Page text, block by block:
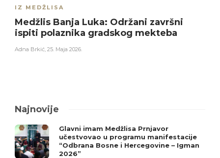
IZ MEDŽLISA
Medžlis Banja Luka: Održani završni
ispiti polaznika gradskog mekteba
Adna Brkić, 25. Maja 2026.
Najnovije
Glavni imam Medžlisa Prnjavor
učestvovao u programu manifestacije
“Odbrana Bosne i Hercegovine – Igman
2026”